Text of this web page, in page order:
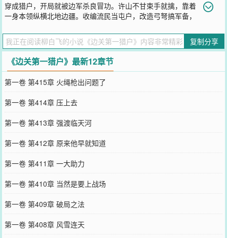
穿成猎户，开局就被边军杀良冒功。许山不甘束手就擒，靠着
一身本领纵横北地边疆。收编流民当屯户，改造弓弩搞军备，
军，朝廷的嘉奖也随之而来。“我想要的可不是嘉奖！”“传我命令，即
日进关！”“这腐朽的王朝也是时候换换天地了！”
您要是觉得《 边关第一猎户 》还不错的话请不要忘记向您QQ群和微博
微信里的朋友推荐哦！
复制分享
《边关第一猎户》最新12章节
第一卷 第415章 火绳枪出问题了
第一卷 第414章 压上去
第一卷 第413章 强渡临天河
第一卷 第412章 原来他早就知道
第一卷 第411章 一大助力
第一卷 第410章 当然是要上战场
第一卷 第409章 破局之法
第一卷 第408章 风雪连天